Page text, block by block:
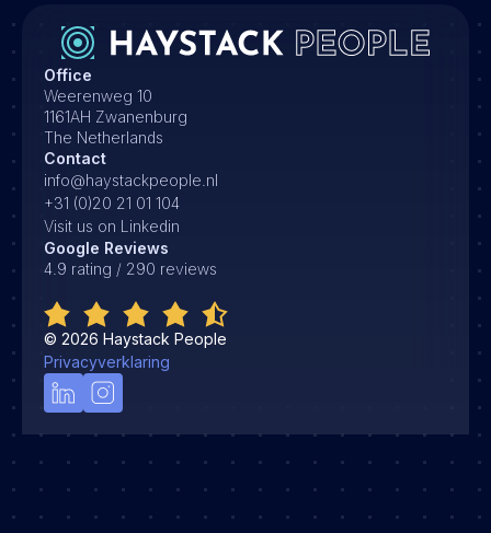
Office
Weerenweg 10
1161AH Zwanenburg
The Netherlands
Contact
info@haystackpeople.nl
+31 (0)20 21 01 104
Visit us on Linkedin
Google Reviews
4.9 rating / 290 reviews
© 2026 Haystack People
Privacyverklaring